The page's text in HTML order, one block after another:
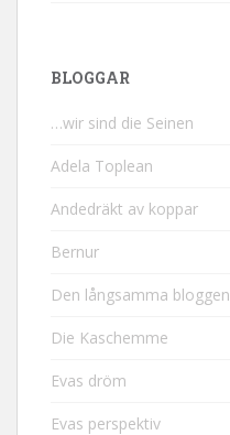
BLOGGAR
…wir sind die Seinen
Adela Toplean
Andedräkt av koppar
Bernur
Den långsamma bloggen
Die Kaschemme
Evas dröm
Evas perspektiv